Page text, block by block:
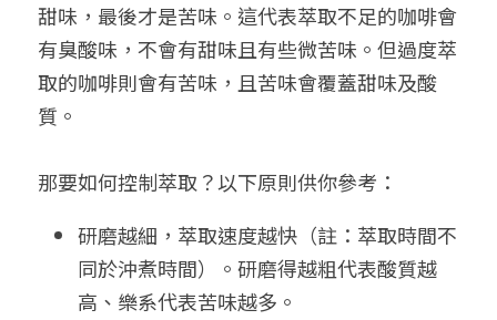
甜味，最後才是苦味。這代表萃取不足的咖啡會
有臭酸味，不會有甜味且有些微苦味。但過度萃
取的咖啡則會有苦味，且苦味會覆蓋甜味及酸
質。
那要如何控制萃取？以下原則供你參考：
研磨越細，萃取速度越快（註：萃取時間不
同於沖煮時間）。研磨得越粗代表酸質越
高、樂系代表苦味越多。